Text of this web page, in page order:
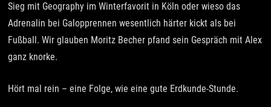
Sieg mit Geography im Winterfavorit in Köln oder wieso das
Adrenalin bei Galopprennen wesentlich härter kickt als bei
Fußball. Wir glauben Moritz Becher pfand sein Gespräch mit Alex
ganz knorke.
Hört mal rein – eine Folge, wie eine gute Erdkunde-Stunde.